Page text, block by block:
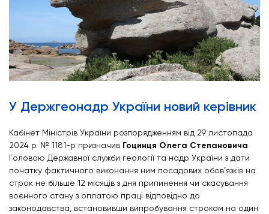
У Держгеонадр України новий керівник
Кабінет Міністрів України розпорядженням від 29 листопада
2024 р. № 1181-р призначив Гоцинця Олега Степановича
Головою Державної служби геології та надр України з дати
початку фактичного виконання ним посадових обов’язків на
строк не більше 12 місяців з дня припинення чи скасування
воєнного стану з оплатою праці відповідно до
законодавства, встановивши випробування строком на один